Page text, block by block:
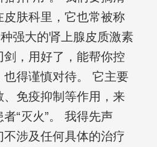
肤科里，它也常被称
强大的肾上腺皮质激素
，用好了，能帮你控
得谨慎对待。 它主要
免疫抑制等作用，来
“灭火”。 我得先声
涉及任何具体的治疗